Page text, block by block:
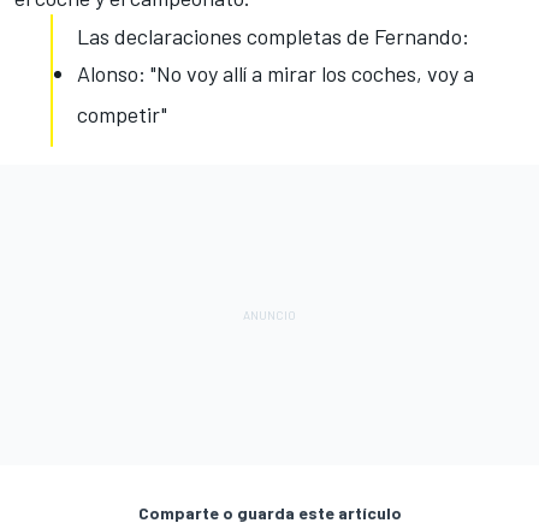
Las declaraciones completas de Fernando:
Alonso: "No voy allí a mirar los coches, voy a
competir"
Comparte o guarda este artículo